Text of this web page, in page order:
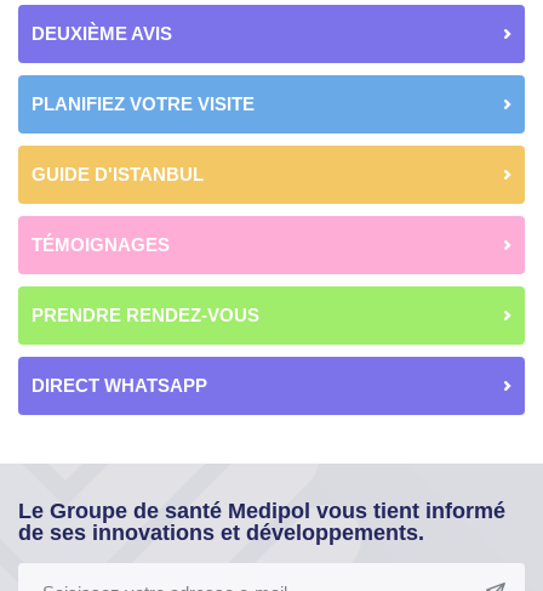
DEUXIÈME AVIS
PLANIFIEZ VOTRE VISITE
GUIDE D'ISTANBUL
TÉMOIGNAGES
PRENDRE RENDEZ-VOUS
DIRECT WHATSAPP
Le Groupe de santé Medipol vous tient informé
de ses innovations et développements.